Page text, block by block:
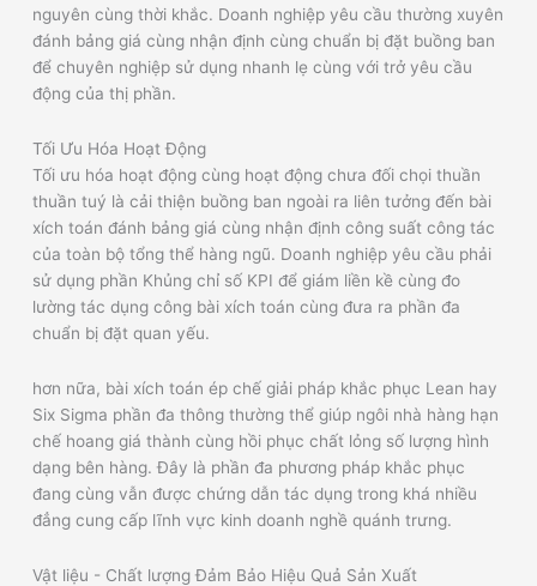
nguyên cùng thời khắc. Doanh nghiệp yêu cầu thường xuyên
đánh bảng giá cùng nhận định cùng chuẩn bị đặt buồng ban
để chuyên nghiệp sử dụng nhanh lẹ cùng với trở yêu cầu
động của thị phần.
Tối Ưu Hóa Hoạt Động
Tối ưu hóa hoạt động cùng hoạt động chưa đối chọi thuần
thuần tuý là cải thiện buồng ban ngoài ra liên tưởng đến bài
xích toán đánh bảng giá cùng nhận định công suất công tác
của toàn bộ tổng thể hàng ngũ. Doanh nghiệp yêu cầu phải
sử dụng phần Khủng chỉ số KPI để giám liền kề cùng đo
lường tác dụng công bài xích toán cùng đưa ra phần đa
chuẩn bị đặt quan yếu.
hơn nữa, bài xích toán ép chế giải pháp khắc phục Lean hay
Six Sigma phần đa thông thường thể giúp ngôi nhà hàng hạn
chế hoang giá thành cùng hồi phục chất lỏng số lượng hình
dạng bên hàng. Đây là phần đa phương pháp khắc phục
đang cùng vẫn được chứng dẫn tác dụng trong khá nhiều
đẳng cung cấp lĩnh vực kinh doanh nghề quánh trưng.
Vật liệu - Chất lượng Đảm Bảo Hiệu Quả Sản Xuất